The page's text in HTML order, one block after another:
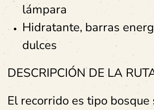
lámpara
Hidratante, barras
dulces
DESCRIPCIÓN DE LA
El recorrido es tipo bosque